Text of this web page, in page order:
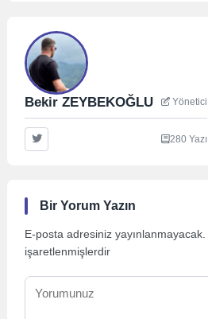
Bekir ZEYBEKOĞLU Yönetici
280 Yazı
Bir Yorum Yazın
E-posta adresiniz yayınlanmayacak.
işaretlenmişlerdir